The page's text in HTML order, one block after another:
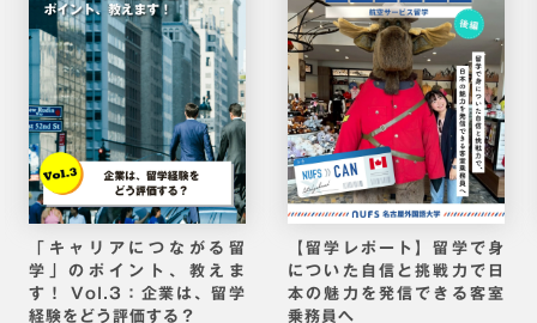
「キャリアにつながる留
学」のポイント、教えま
す！ Vol.3：企業は、留学
経験をどう評価する？
【留学レポート】留学で身
についた自信と挑戦力で日
本の魅力を発信できる客室
乗務員へ